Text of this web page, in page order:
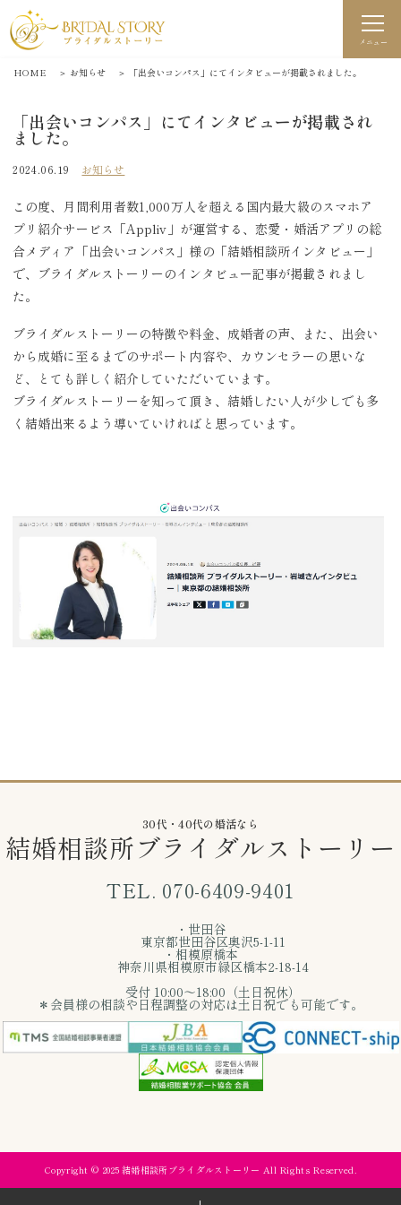
メニュー
HOME ＞ お知らせ ＞ 「出会いコンパス」にてインタビューが掲載されました。
「出会いコンパス」にてインタビューが掲載され
ました。
2024.06.19 お知らせ
この度、月間利用者数1,000万人を超える国内最大級のスマホア
プリ紹介サービス「Appliv」が運営する、恋愛・婚活アプリの総
合メディア「出会いコンパス」様の「結婚相談所インタビュー」
で、ブライダルストーリーのインタビュー記事が掲載されまし
た。
ブライダルストーリーの特徴や料金、成婚者の声、また、出会い
から成婚に至るまでのサポート内容や、カウンセラーの思いな
ど、とても詳しく紹介していただいています。
ブライダルストーリーを知って頂き、結婚したい人が少しでも多
く結婚出来るよう導いていければと思っています。
30代・40代の婚活なら
結婚相談所ブライダルストーリー
TEL. 070-6409-9401
・世田谷
東京都世田谷区奥沢5-1-11
・相模原橋本
神奈川県相模原市緑区橋本2-18-14
受付 10:00〜18:00（土日祝休）
＊会員様の相談や日程調整の対応は土日祝でも可能です。
Copyright © 2025 結婚相談所ブライダルストーリー All Rights Reserved.